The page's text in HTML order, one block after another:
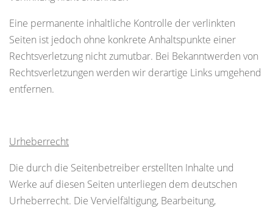
Eine permanente inhaltliche Kontrolle der verlinkten
Seiten ist jedoch ohne konkrete Anhaltspunkte einer
Rechtsverletzung nicht zumutbar. Bei Bekanntwerden von
Rechtsverletzungen werden wir derartige Links umgehend
entfernen.
Urheberrecht
Die durch die Seitenbetreiber erstellten Inhalte und
Werke auf diesen Seiten unterliegen dem deutschen
Urheberrecht. Die Vervielfältigung, Bearbeitung,